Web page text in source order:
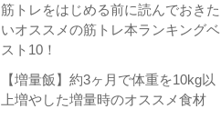
筋トレをはじめる前に読んでおきた
いオススメの筋トレ本ランキングベ
スト10！
【増量飯】約3ヶ月で体重を10kg以
上増やした増量時のオススメ食材